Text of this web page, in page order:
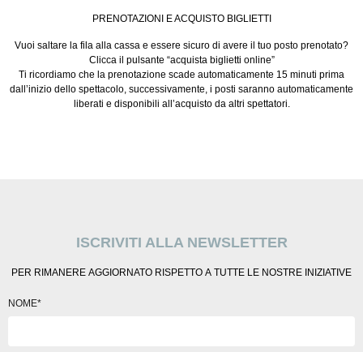
PRENOTAZIONI E ACQUISTO BIGLIETTI
Vuoi saltare la fila alla cassa e essere sicuro di avere il tuo posto prenotato?
Clicca il pulsante “acquista biglietti online”
Ti ricordiamo che la prenotazione scade automaticamente 15 minuti prima
dall’inizio dello spettacolo, successivamente, i posti saranno automaticamente
liberati e disponibili all’acquisto da altri spettatori.
ISCRIVITI ALLA NEWSLETTER
PER RIMANERE AGGIORNATO RISPETTO A TUTTE LE NOSTRE INIZIATIVE
NOME*